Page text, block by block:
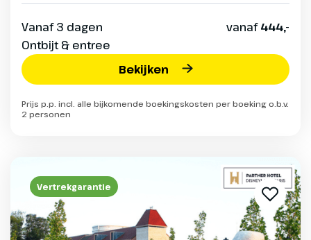
Vanaf 3 dagen
Ontbijt & entree
vanaf444,-
Bekijken
Prijs p.p. incl. alle bijkomende boekingskosten per boeking o.b.v.
2 personen
Vertrekgarantie